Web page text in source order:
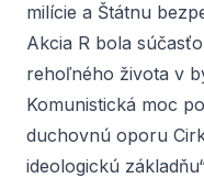
milície a Štátnu
Akcia R bola
rehoľného života v
Komunistická moc
duchovnú oporu
ideologickú